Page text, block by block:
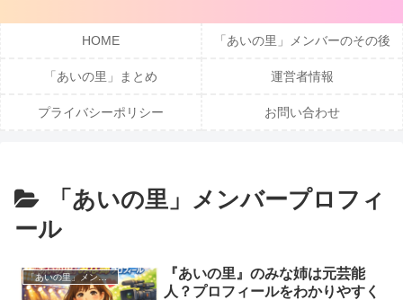
HOME 「あいの里」メンバーのその後
「あいの里」まとめ 運営者情報
プライバシーポリシー お問い合わせ
「あいの里」メンバープロフィ
ール
「あいの里」メンバープロフィール
『あいの里』のみな姉は元芸能
人？プロフィールをわかりやすく